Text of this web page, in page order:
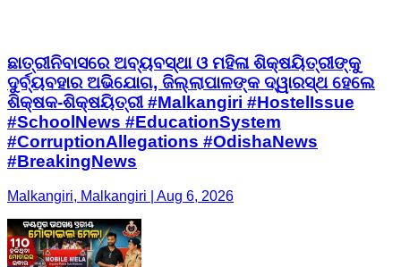
ଛାତ୍ରୀନିବାସରେ ଅବ୍ୟବସ୍ଥା ଓ ମହିଳା ଶିକ୍ଷୟିତ୍ରୀଙ୍କୁ
ଦୁର୍ବ୍ୟବହାର ଅଭିଯୋଗ, ଜିଲ୍ଲାପାଳଙ୍କ ଦ୍ୱାରସ୍ଥ ହେଲେ
ଶିକ୍ଷକ-ଶିକ୍ଷୟିତ୍ରୀ #Malkangiri #HostelIssue
#SchoolNews #EducationSystem
#CorruptionAllegations #OdishaNews
#BreakingNews
Malkangiri, Malkangiri | Aug 6, 2026